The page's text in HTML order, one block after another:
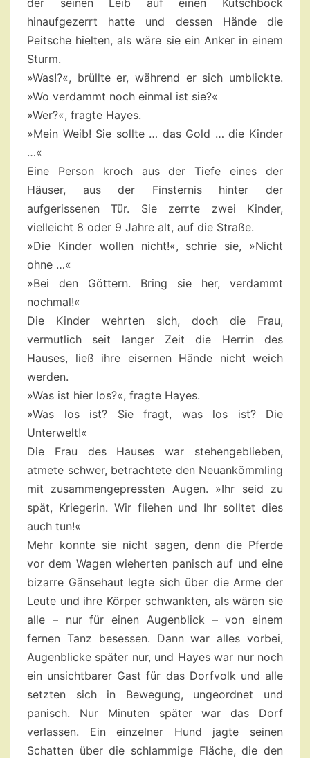
der seinen Leib auf einen Kutschbock
hinaufgezerrt hatte und dessen Hände die
Peitsche hielten, als wäre sie ein Anker in einem
Sturm.
»Was!?«, brüllte er, während er sich umblickte.
»Wo verdammt noch einmal ist sie?«
»Wer?«, fragte Hayes.
»Mein Weib! Sie sollte … das Gold … die Kinder
…«
Eine Person kroch aus der Tiefe eines der
Häuser, aus der Finsternis hinter der
aufgerissenen Tür. Sie zerrte zwei Kinder,
vielleicht 8 oder 9 Jahre alt, auf die Straße.
»Die Kinder wollen nicht!«, schrie sie, »Nicht
ohne …«
»Bei den Göttern. Bring sie her, verdammt
nochmal!«
Die Kinder wehrten sich, doch die Frau,
vermutlich seit langer Zeit die Herrin des
Hauses, ließ ihre eisernen Hände nicht weich
werden.
»Was ist hier los?«, fragte Hayes.
»Was los ist? Sie fragt, was los ist? Die
Unterwelt!«
Die Frau des Hauses war stehengeblieben,
atmete schwer, betrachtete den Neuankömmling
mit zusammengepressten Augen. »Ihr seid zu
spät, Kriegerin. Wir fliehen und Ihr solltet dies
auch tun!«
Mehr konnte sie nicht sagen, denn die Pferde
vor dem Wagen wieherten panisch auf und eine
bizarre Gänsehaut legte sich über die Arme der
Leute und ihre Körper schwankten, als wären sie
alle – nur für einen Augenblick – von einem
fernen Tanz besessen. Dann war alles vorbei,
Augenblicke später nur, und Hayes war nur noch
ein unsichtbarer Gast für das Dorfvolk und alle
setzten sich in Bewegung, ungeordnet und
panisch. Nur Minuten später war das Dorf
verlassen. Ein einzelner Hund jagte seinen
Schatten über die schlammige Fläche, die den